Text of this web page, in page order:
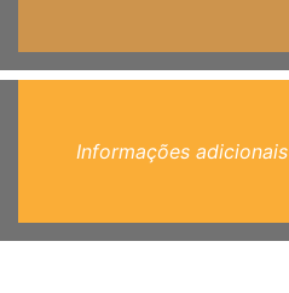
Informações adicionais